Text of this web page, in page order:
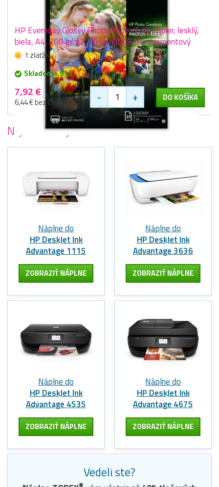
HP Everyday Glossy Photo Paper, foto papier, lesklý,
biela, A4, 200 g/m2, 25 ks, Q5451A, atramentový
1 zlaťák
Skladom > 9 ks
7,92 €
6,44 € bez DPH - + DO KOŠÍKA
Najobľúbenejšietlačiarne HP
Náplne do
HP DeskJet Ink
Advantage 1115
ZOBRAZIŤ NÁPLNE
Náplne do
HP DeskJet Ink
Advantage 3636
ZOBRAZIŤ NÁPLNE
Náplne do
HP DeskJet Ink
Advantage 4535
ZOBRAZIŤ NÁPLNE
Náplne do
HP DeskJet Ink
Advantage 4675
ZOBRAZIŤ NÁPLNE
Vedeli ste?